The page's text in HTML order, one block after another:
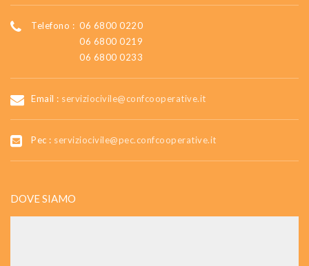
Telefono : 06 6800 0220
06 6800 0219
06 6800 0233
Email : serviziocivile@confcooperative.it
Pec : serviziocivile@pec.confcooperative.it
DOVE SIAMO